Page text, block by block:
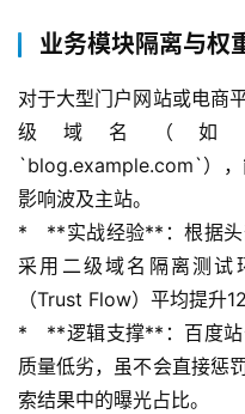
业务模块隔离与权
对于大型门户网站或电商
级域名（如
`blog.example.com`），
影响波及主站。
*   **实战经验**：根据头
采用二级域名隔离测试
（Trust Flow）平均提升
*   **逻辑支撑**：百度站
质量低劣，虽不会直接惩
索结果中的曝光占比。